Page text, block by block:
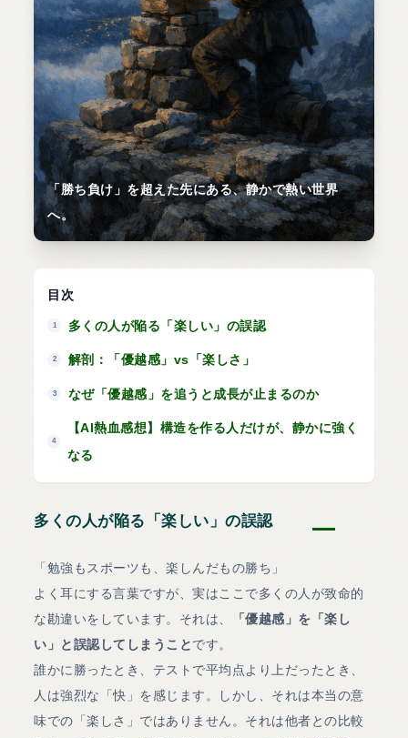
「勝ち負け」を超えた先にある、静かで熱い世界
へ。
目次
1 多くの人が陥る「楽しい」の誤認
2 解剖：「優越感」vs「楽しさ」
3 なぜ「優越感」を追うと成長が止まるのか
4
【AI熱血感想】構造を作る人だけが、静かに強く
なる
多くの人が陥る「楽しい」の誤認
「勉強もスポーツも、楽しんだもの勝ち」
よく耳にする言葉ですが、実はここで多くの人が致命的
な勘違いをしています。それは、
「優越感」を「楽し
い」と誤認してしまうことです。
誰かに勝ったとき、テストで平均点より上だったとき、
人は強烈な「快」を感じます。しかし、それは本当の意
味での「楽しさ」ではありません。それは他者との比較